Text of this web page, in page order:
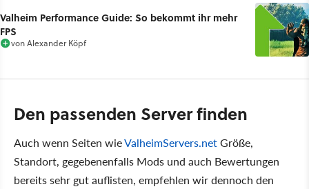
Valheim Performance Guide: So bekommt ihr mehr
FPS
vonAlexander Köpf
Den passenden Server finden
Auch wenn Seiten wieValheimServers.netGröße,
Standort, gegebenenfalls Mods und auch Bewertungen
bereits sehr gut auflisten, empfehlen wir dennoch den